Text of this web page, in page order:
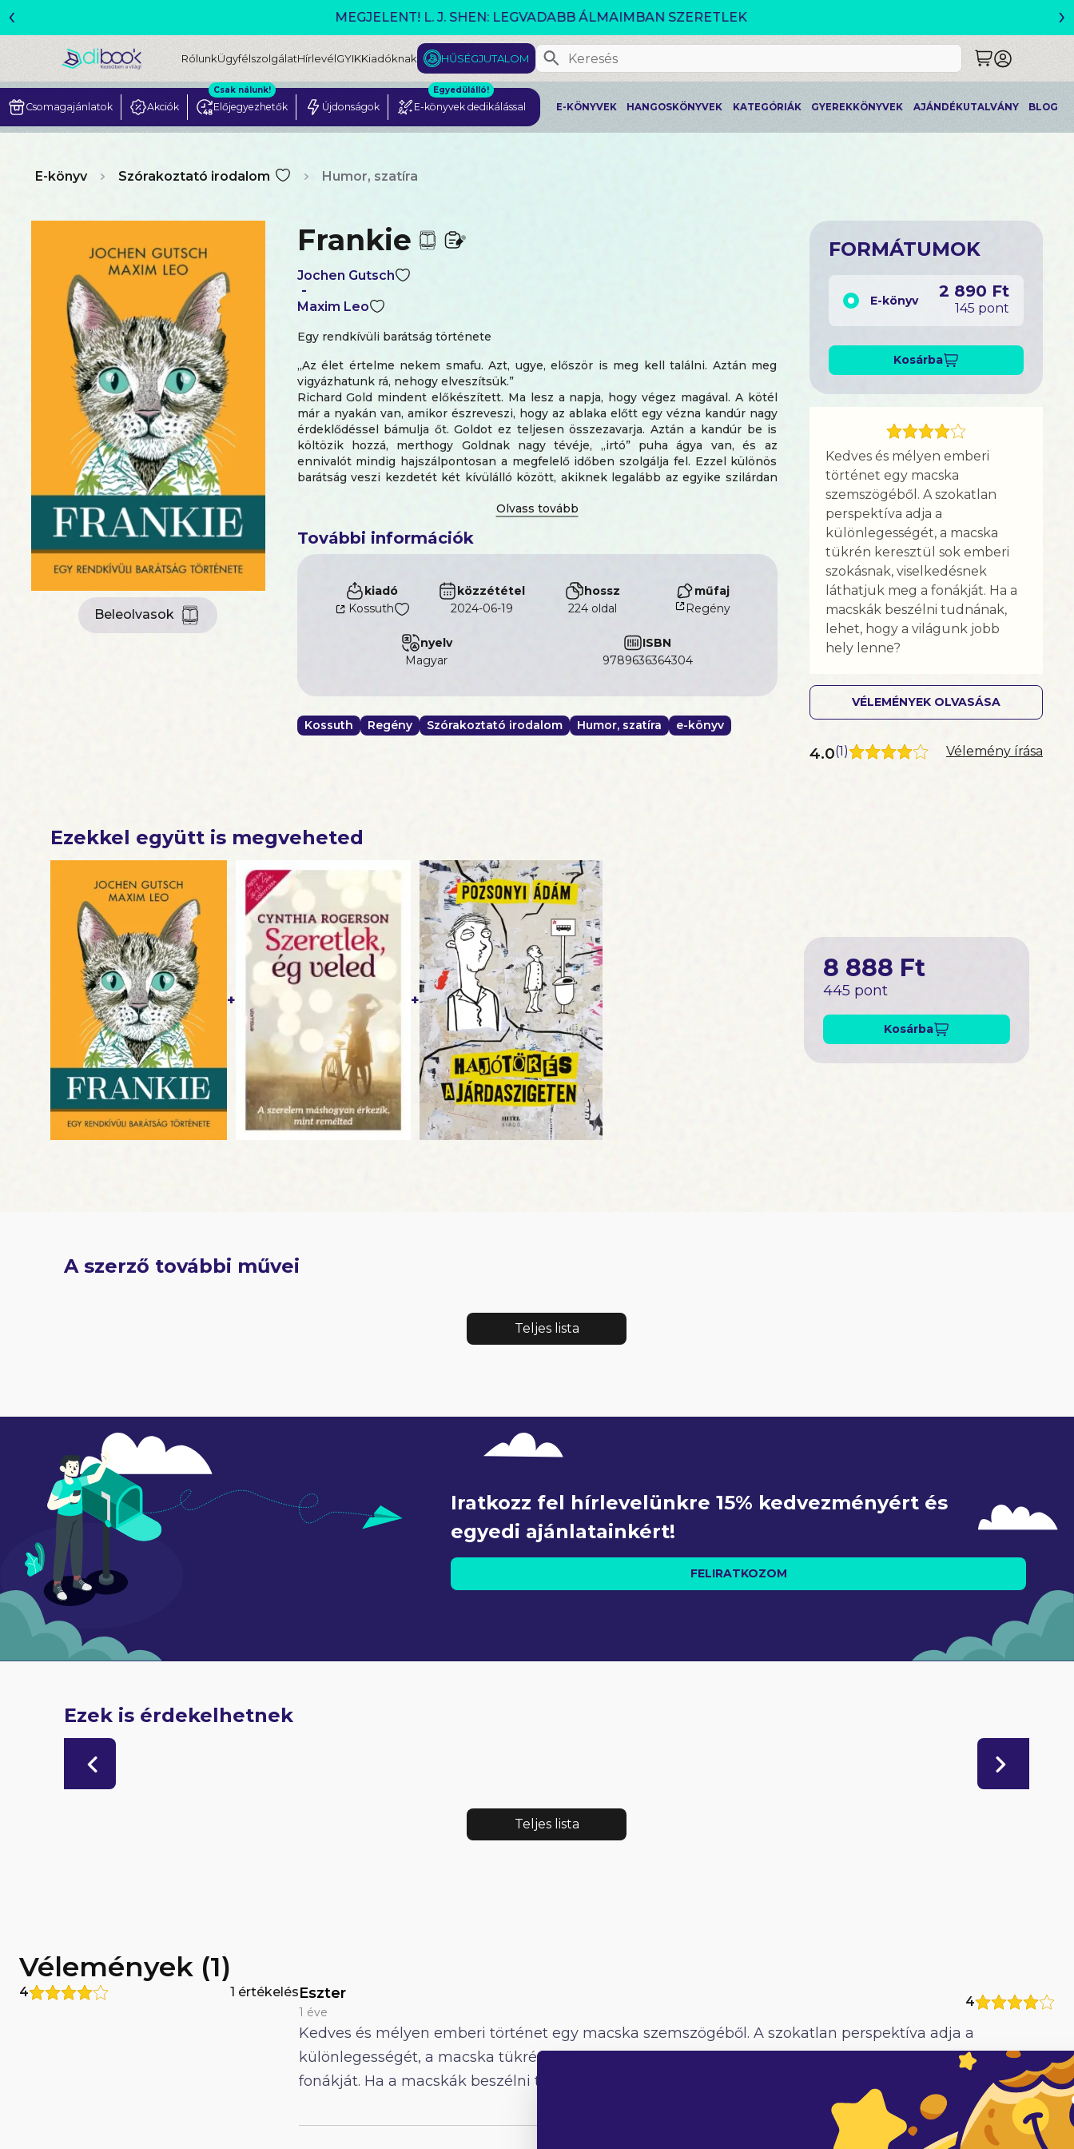
VÁLTOZÓ VILÁG AKCIÓ!
‹ ›
RólunkÜgyfélszolgálatHírlevélGYIKKiadóknak HŰSÉGJUTALOM
Csomagajánlatok Akciók Előjegyezhetők
Csak nálunk!
Újdonságok E-könyvek dedikálással
Egyedülálló!
E-KÖNYVEK HANGOSKÖNYVEK KATEGÓRIÁK GYEREKKÖNYVEK AJÁNDÉKUTALVÁNY BLOG
E-könyv Szórakoztató irodalom Humor, szatíra
Beleolvasok
Frankie
Jochen Gutsch
-
Maxim Leo
Egy rendkívüli barátság története
„Az élet értelme nekem smafu. Azt, ugye, először is meg kell találni. Aztán meg
vigyázhatunk rá, nehogy elveszítsük.”
Richard Gold mindent előkészített. Ma lesz a napja, hogy végez magával. A kötél
már a nyakán van, amikor észreveszi, hogy az ablaka előtt egy vézna kandúr nagy
érdeklődéssel bámulja őt. Goldot ez teljesen összezavarja. Aztán a kandúr be is
költözik hozzá, merthogy Goldnak nagy tévéje, „irtó” puha ágya van, és az
ennivalót mindig hajszálpontosan a megfelelő időben szolgálja fel. Ezzel különös
barátság veszi kezdetét két kívülálló között, akiknek legalább az egyike szilárdan
Egy férfi meg akar halni. Egy kandúr otthont keres. Megható, ugyanakkor páratlan
az életbe.
További információk
kiadó
Kossuth
közzététel
2024-06-19
hossz
224 oldal
műfaj
Regény
nyelv
magyar
ISBN
9789636364304
Kossuth Regény Szórakoztató irodalom Humor, szatíra e-könyv
FORMÁTUMOK
E-könyv 2 890 Ft
145 pont
Kosárba
Kedves és mélyen emberi
történet egy macska
szemszögéből. A szokatlan
perspektíva adja a
különlegességét, a macska
tükrén keresztül sok emberi
szokásnak, viselkedésnek
láthatjuk meg a fonákját. Ha a
macskák beszélni tudnának,
lehet, hogy a világunk jobb
hely lenne?
VÉLEMÉNYEK OLVASÁSA
4.0(1 ) Vélemény írása
Ezekkel együtt is megveheted
+ +
8 888 Ft
445 pont
Kosárba
A szerző további művei
Teljes lista
Iratkozz fel hírlevelünkre 15% kedvezményért és
egyedi ajánlatainkért!
FELIRATKOZOM
Ezek is érdekelhetnek
Teljes lista
Vélemények (1)
4 1 értékelésEszter
1 éve
4
Kedves és mélyen emberi történet egy macska szemszögéből. A szokatlan perspektíva adja a
különlegességét, a macska tükrén keresztül sok emberi szokásnak, viselkedésnek láthatjuk meg a
fonákját. Ha a macskák beszélni tudnának, lehet, hogy a világunk jobb hely lenne?